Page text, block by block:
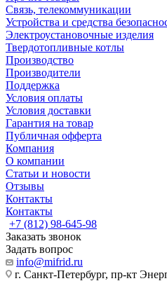
Связь, телекоммуникации
Устройства и средства
Электроустановочные изделия
Твердотопливные котлы
Производство
Производители
Поддержка
Условия оплаты
Условия доставки
Гарантия на товар
Публичная офферта
Компания
О компании
Статьи и новости
Отзывы
Контакты
Контакты
+7 (812) 98-645-98
Заказать звонок
Задать вопрос
info@mifrid.ru
г. Санкт-Петербург, пр-кт